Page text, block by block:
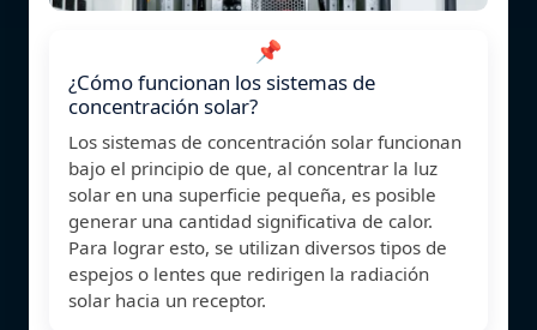
📌
¿Cómo funcionan los sistemas de
concentración solar?
Los sistemas de concentración solar funcionan
bajo el principio de que, al concentrar la luz
solar en una superficie pequeña, es posible
generar una cantidad significativa de calor.
Para lograr esto, se utilizan diversos tipos de
espejos o lentes que redirigen la radiación
solar hacia un receptor.